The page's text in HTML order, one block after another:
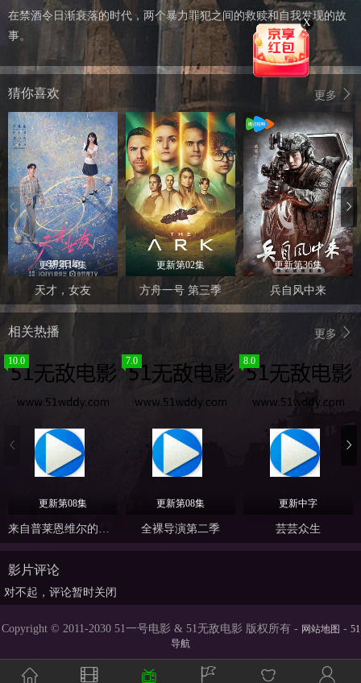
在禁酒令日渐衰落的时代，两个暴力罪犯之间的救赎和自我发现的故
事。
更多
猜你喜欢
更新第14集
天才，女友
更新第02集
方舟一号 第三季
更新第36集
兵自风中来
更多
相关热播
10.0
更新第08集
来自普莱恩维尔的女孩
7.0
更新第08集
全裸导演第二季
8.0
更新中字
芸芸众生
影片评论
对不起，评论暂时关闭
Copyright © 2011-2030 51一号电影 & 51无敌电影 版权所有 - 网站地图 - 51
导航
X